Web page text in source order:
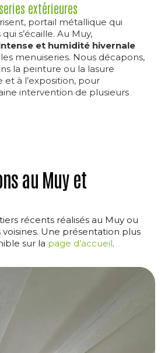
extérieures
portail métallique qui
s’écaille. Au Muy,
et humidité hivernale
menuiseries. Nous décapons,
la peinture ou la lasure
et à l’exposition, pour
intervention de plusieurs
au Muy et
récents réalisés au Muy ou
Une présentation plus
sur la page d’accueil.